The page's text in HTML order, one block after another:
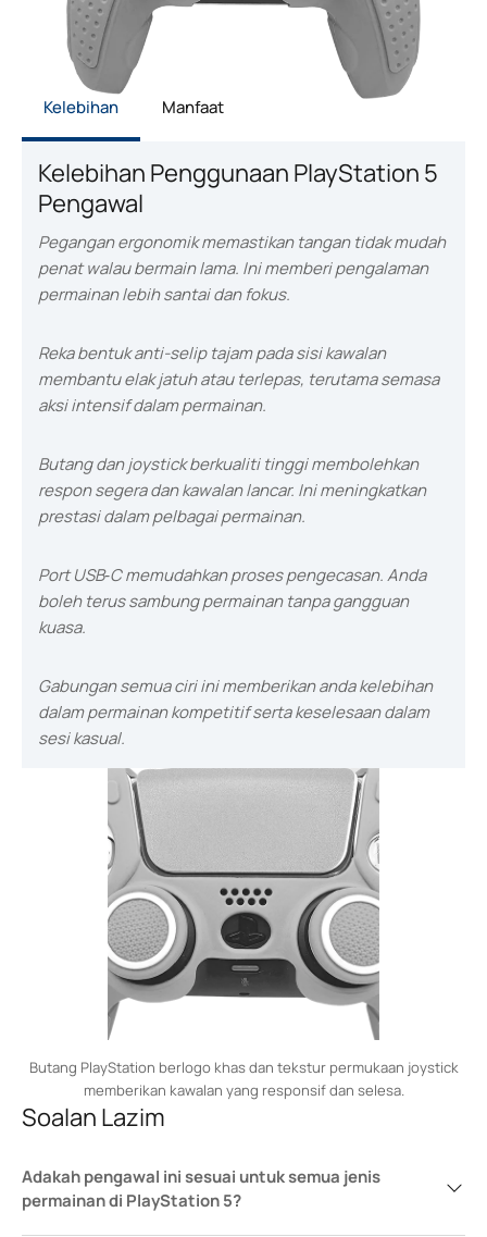
Kelebihan Manfaat
Kelebihan Penggunaan PlayStation 5
Pengawal
Pegangan ergonomik memastikan tangan tidak mudah
penat walau bermain lama. Ini memberi pengalaman
permainan lebih santai dan fokus.
Reka bentuk anti-selip tajam pada sisi kawalan
membantu elak jatuh atau terlepas, terutama semasa
aksi intensif dalam permainan.
Butang dan joystick berkualiti tinggi membolehkan
respon segera dan kawalan lancar. Ini meningkatkan
prestasi dalam pelbagai permainan.
Port USB‑C memudahkan proses pengecasan. Anda
boleh terus sambung permainan tanpa gangguan
kuasa.
Gabungan semua ciri ini memberikan anda kelebihan
dalam permainan kompetitif serta keselesaan dalam
sesi kasual.
Butang PlayStation berlogo khas dan tekstur permukaan joystick
memberikan kawalan yang responsif dan selesa.
Soalan Lazim
Adakah pengawal ini sesuai untuk semua jenis
permainan di PlayStation 5?